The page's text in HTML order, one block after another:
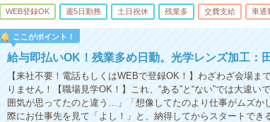
WEB登録OK 週5日勤務 土日祝休 残業多 交費支給 車通
ここがポイント！
給与即払いOK！残業多め日勤。光学レンズ加工：
【来社不要！電話もしくはWEBで登録OK！】わざわざ会場
りません！【職場見学OK！】これ、“ある”と“ない”では大違
囲気が思ってたのと違う…」「想像してたのより仕事がムズ
際にお仕事先を見て「よし！」と、納得してからスタートで